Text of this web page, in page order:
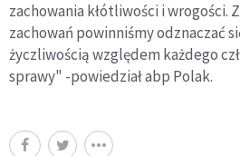
zachowania kłótliwości i wrogości.
zachowań powinniśmy odznaczać
życzliwością względem każdego
sprawy" -powiedział abp Polak.